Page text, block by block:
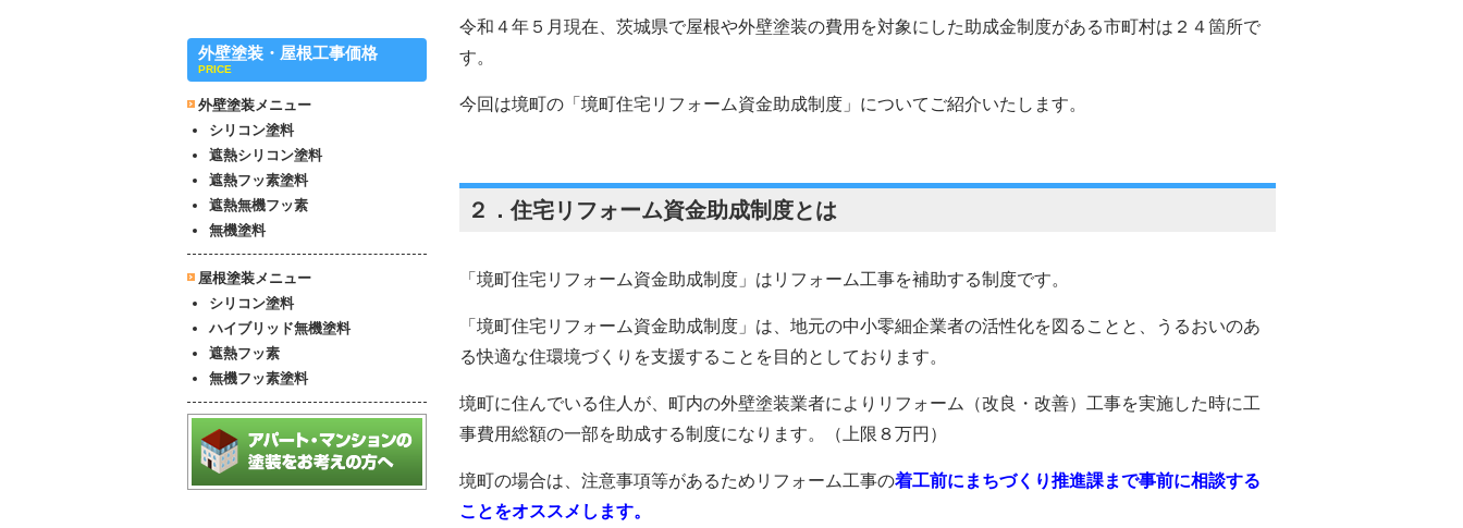
令和４年５月現在、茨城県で屋根や外壁塗装の費用を対象にした助成金制度がある市町村は２４箇所で
す。
今回は境町の「境町住宅リフォーム資金助成制度」についてご紹介いたします。
２．住宅リフォーム資金助成制度とは
「境町住宅リフォーム資金助成制度」はリフォーム工事を補助する制度です。
「境町住宅リフォーム資金助成制度」は、地元の中小零細企業者の活性化を図ることと、うるおいのあ
る快適な住環境づくりを支援することを目的としております。
境町に住んでいる住人が、町内の外壁塗装業者によりリフォーム（改良・改善）工事を実施した時に工
事費用総額の一部を助成する制度になります。（上限８万円）
境町の場合は、注意事項等があるためリフォーム工事の着工前にまちづくり推進課まで事前に相談する
ことをオススメします。
外壁塗装・屋根工事価格
PRICE
外壁塗装メニュー
シリコン塗料
遮熱シリコン塗料
遮熱フッ素塗料
遮熱無機フッ素
無機塗料
屋根塗装メニュー
シリコン塗料
ハイブリッド無機塗料
遮熱フッ素
無機フッ素塗料